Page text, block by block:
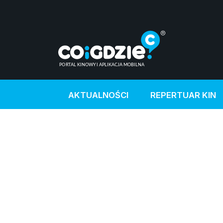
AKTUALNOŚCI REPERTUAR KIN